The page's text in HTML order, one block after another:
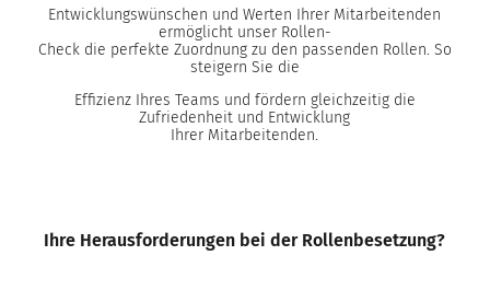
Entwicklungswünschen und Werten Ihrer Mitarbeitenden
ermöglicht unser Rollen-
Check die perfekte Zuordnung zu den passenden Rollen. So
steigern Sie die
Effizienz Ihres Teams und fördern gleichzeitig die
Zufriedenheit und Entwicklung
Ihrer Mitarbeitenden.
Ihre Herausforderungen bei der Rollenbesetzung?